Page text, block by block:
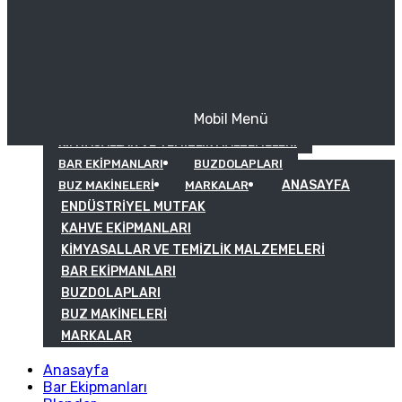
KIMYASALLAR VE TEMIZLIK MALZEMELERI
BAR EKIPMANLARI
BUZDOLAPLARI
BUZ MAKINELERI
MARKALAR
Mobil Menü
ANASAYFA
ENDÜSTRIYEL MUTFAK
KAHVE EKIPMANLARI
KIMYASALLAR VE TEMIZLIK MALZEMELERI
BAR EKIPMANLARI
BUZDOLAPLARI
BUZ MAKINELERI
MARKALAR
Anasayfa
Bar Ekipmanları